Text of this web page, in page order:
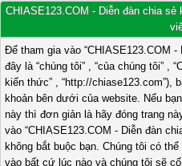
CHIASE123.COM - Diễn đàn chia
Để tham gia vào “CHIASE123.COM
đây là “chúng tôi” , “của chúng tôi” ,
kiến thức” , “http://
khoản bên dưới của website. Nếu
này thì đơn giản là hãy đóng trang
vào “CHIASE123.COM - Diễn đàn
không bắt buộc bạn. Chúng tôi có
vào bất cứ lúc nào và chúng tôi sẽ